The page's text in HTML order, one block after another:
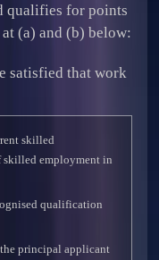
qualifies for points
(a) and (b) below:
satisfied that work
skilled
skilled employment in
qualification
principal applicant